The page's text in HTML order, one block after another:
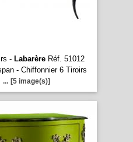
- LabarèreRéf. 51012
- Chiffonnier 6 Tiroirs
... [5 image(s)]